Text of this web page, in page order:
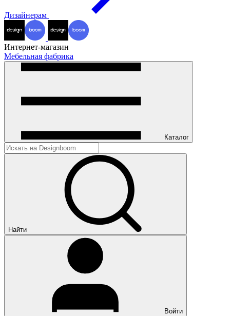
Дизайнерам
Интернет-магазин
Мебельная фабрика
Каталог
Найти
Войти